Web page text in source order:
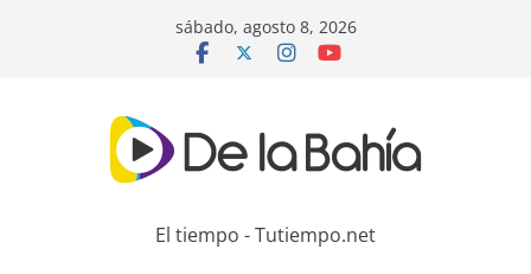
sábado, agosto 8, 2026
El tiempo - Tutiempo.net